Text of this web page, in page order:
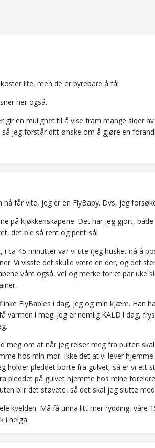
lite, men de er byrebare å få!
her også.
en mulighet til å vise fram mange sider
jeg forstår ditt ønske om å gjøre en
nå får vite, jeg er en FlyBaby. Dvs, jeg
på kjøkkenskapene. Det har jeg gjort,
det ble så rent og pent så!
ca 45 minutter var vi ute (jeg husket nå å
Vi visste det skulle være en der, og det
våre også, vel og merke for et par uke
FlyBabies i dag, jeg og min kjære. Han
varmen i meg. Jeg er nemlig KALD i dag,
meg om at når jeg reiser meg fra pulten
hos min mor. Ikke det at vi lever
holder pleddet borte fra gulvet, så er vi ett
pleddet på gulvet hjemme hos mine
blir det støvete, så det skal jeg slutte
kvelden. Må få unna litt mer rydding, våre
i helga.